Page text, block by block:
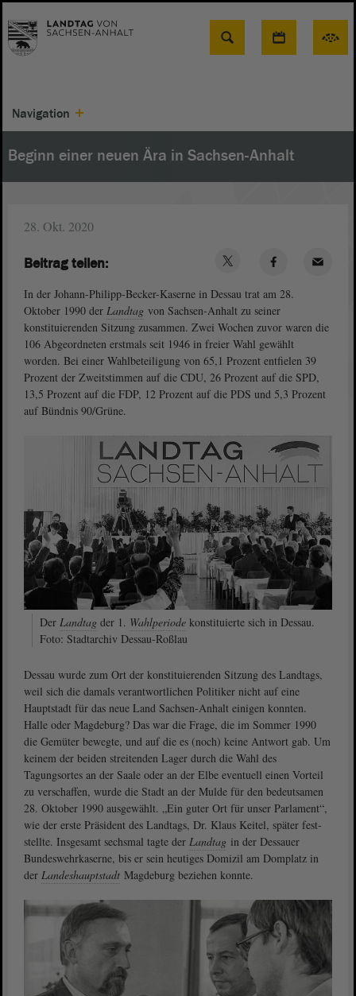
Suche
Navigation
Beginn einer neuen Ära in Sachsen-Anhalt
28. Okt. 2020
In der Johann-Philipp-Becker-Kaserne in Dessau trat am 28.
Oktober 1990 der Landtag von Sachsen-Anhalt zu seiner
konstituierenden Sitzung zusam­men. Zwei Wochen zuvor waren die
106 Abgeordneten erstmals seit 1946 in frei­er Wahl gewählt
worden. Bei einer Wahl­beteiligung von 65,1 Prozent entfielen 39
Prozent der Zweitstimmen auf die CDU, 26 Prozent auf die SPD,
13,5 Prozent auf die FDP, 12 Prozent auf die PDS und 5,3 Prozent
auf Bündnis 90/Grüne.
Der Landtag der 1. Wahlperiode konstituierte sich in Dessau.
Foto: Stadtarchiv Dessau-Roßlau
Dessau wurde zum Ort der konstituieren­den Sitzung des Landtags,
weil sich die damals verantwortlichen Politiker nicht auf eine
Hauptstadt für das neue Land Sachsen-Anhalt einigen konnten.
Halle oder Magdeburg? Das war die Frage, die im Sommer 1990
die Gemüter bewegte, und auf die es (noch) keine Antwort gab. Um
keinem der beiden streitenden Lager durch die Wahl des
Tagungsortes an der Saale oder an der Elbe eventuell einen Vorteil
zu verschaffen, wurde die Stadt an der Mulde für den bedeutsamen
28. Ok­tober 1990 ausgewählt. „Ein guter Ort für unser Parlament“,
wie der erste Präsident des Landtags, Dr. Klaus Keitel, später fest­
stellte. Insgesamt sechsmal tagte der Landtag in der Dessauer
Bundeswehrkaserne, bis er sein heutiges Domizil am Domplatz in
der Landeshauptstadt Magdeburg beziehen konnte.
Beitrag teilen: